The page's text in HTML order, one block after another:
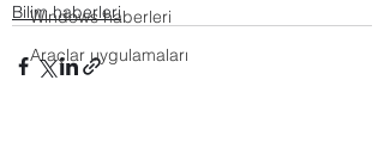
Windows haberleri
Araçlar uygulamaları
Bilim haberleri